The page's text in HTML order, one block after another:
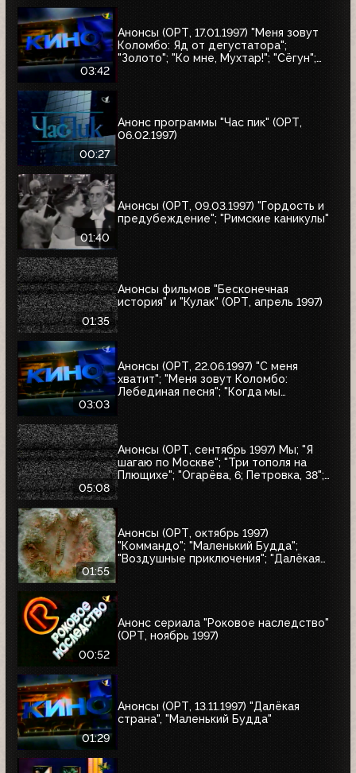
03:42
Анонсы (ОРТ, 17.01.1997) "Меня зовут
Коломбо: Яд от дегустатора";
"Золото"; "Ко мне, Мухтар!"; "Сёгун";
00:27
Анонс программы "Час пик" (ОРТ,
06.02.1997)
01:40
Анонсы (ОРТ, 09.03.1997) "Гордость и
предубеждение"; "Римские каникулы"
01:35
Анонсы фильмов "Бесконечная
история" и "Кулак" (ОРТ, апрель 1997)
03:03
Анонсы (ОРТ, 22.06.1997) "С меня
хватит"; "Меня зовут Коломбо:
Лебединая песня"; "Когда мы
05:08
Анонсы (ОРТ, сентябрь 1997) Мы; "Я
шагаю по Москве"; "Три тополя на
Плющихе"; "Огарёва, 6; Петровка, 38";
01:55
Анонсы (ОРТ, октябрь 1997)
"Коммандо"; "Маленький Будда";
"Воздушные приключения"; "Далёкая
00:52
Анонс сериала "Роковое наследство"
(ОРТ, ноябрь 1997)
01:29
Анонсы (ОРТ, 13.11.1997) "Далёкая
страна", "Маленький Будда"